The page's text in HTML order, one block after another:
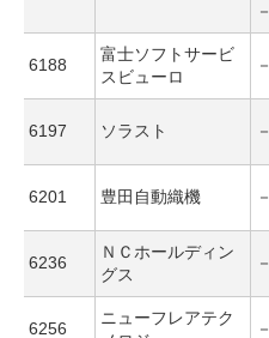
－
6188
富士ソフトサービ
スビューロ
－
6197 ソラスト －
6201 豊田自動織機 －
6236
ＮＣホールディン
グス
－
6256
ニューフレアテク
－